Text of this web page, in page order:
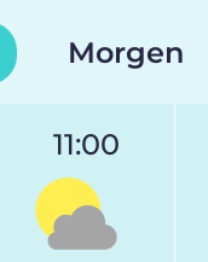
Morgen
11:00